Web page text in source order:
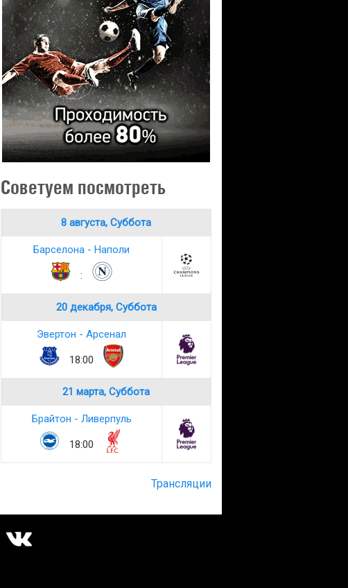
Советуем посмотреть
8 августа, Суббота
Барселона - Наполи
:
20 декабря, Суббота
Эвертон - Арсенал
18:00
21 марта, Суббота
Брайтон - Ливерпуль
18:00
Трансляции